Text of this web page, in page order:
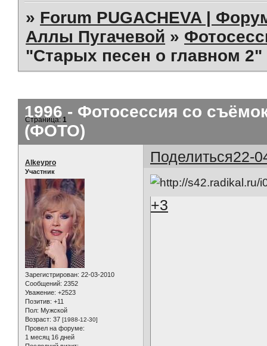
» Forum PUGACHEVA |
Аллы Пугачевой »
"Старых песен о главном
1996 - Фотосессия со
(ФОТО)
Страница:1
Поделиться22-
Alkeypro
Участник
Зарегистрирован: 22-03-2010
Сообщений: 2352
Уважение: +2523
Позитив: +11
Пол: Мужской
Возраст: 37 [1988-12-30]
Провел на форуме:
1 месяц 16 дней
+3